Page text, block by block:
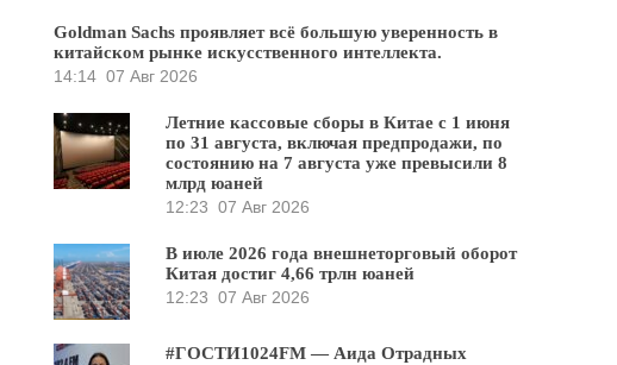
Goldman Sachs проявляет всё большую уверенность в
китайском рынке искусственного интеллекта.
14:14 07 Авг 2026
Летние кассовые сборы в Китае с 1 июня
по 31 августа, включая предпродажи, по
состоянию на 7 августа уже превысили 8
млрд юаней
12:23 07 Авг 2026
В июле 2026 года внешнеторговый оборот
Китая достиг 4,66 трлн юаней
12:23 07 Авг 2026
#ГОСТИ1024FM — Аида Отрадных